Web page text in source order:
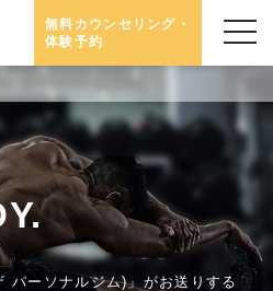
無料カウンセリング・
体験予約
パーソナルジム)」がお送りする